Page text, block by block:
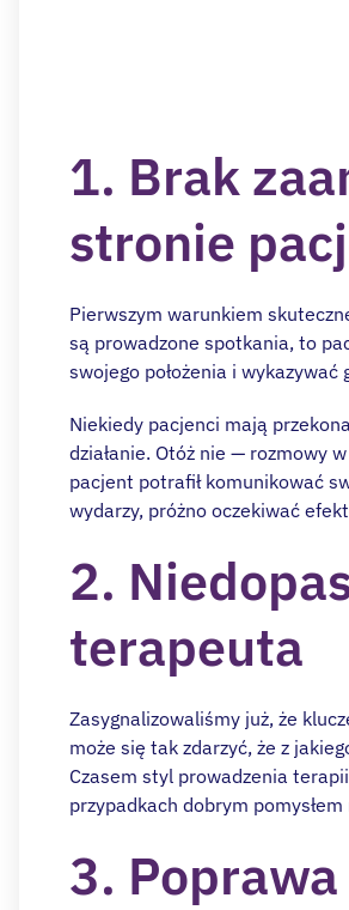
1. Brak
stronie
Pierwszym warunkiem
są prowadzone spotkania, to
swojego położenia i wykazywać
Niekiedy pacjenci mają
działanie. Otóż nie — rozmowy
pacjent potrafił komunikować
wydarzy, próżno oczekiwać
2.
terapeuta
Zasygnalizowaliśmy już, że
może się tak zdarzyć, że z
Czasem styl prowadzenia
przypadkach dobrym
3.